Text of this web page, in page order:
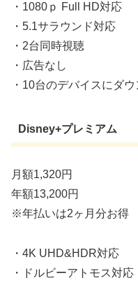
・1080ｐ Full HD対応
・5.1サラウンド対応
・2台同時視聴
・広告なし
・10台のデバイスにダ
Disney+プレミアム
月額1,320円
年額13,200円
※年払いは2ヶ月分お得
・4K UHD&HDR対応
・ドルビーアトモス対応